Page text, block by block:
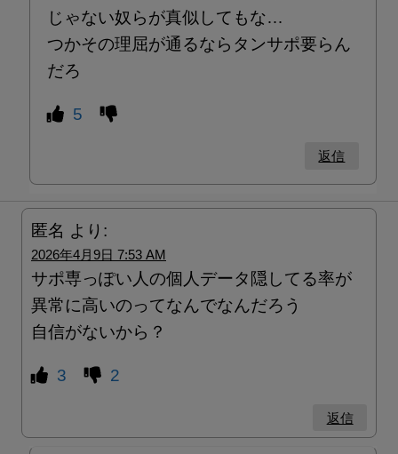
じゃない奴らが真似してもな…
つかその理屈が通るならタンサポ要らん
だろ
5
返信
匿名 より:
2026年4月9日 7:53 AM
サポ専っぽい人の個人データ隠してる率が
異常に高いのってなんでなんだろう
自信がないから？
3 2
返信